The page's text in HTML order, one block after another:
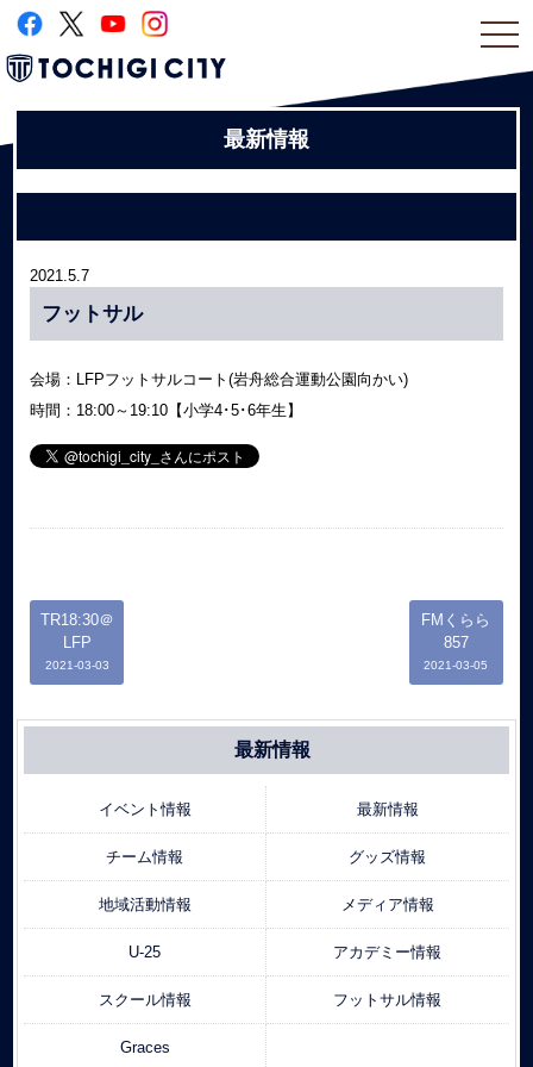
最新情報
2021.5.7
フットサル
会場：LFPフットサルコート(岩舟総合運動公園向かい)
時間：18:00～19:10【小学4･5･6年生】
TR18:30＠
LFP
2021-03-03
FMくらら
857
2021-03-05
最新情報
イベント情報 最新情報
チーム情報 グッズ情報
地域活動情報 メディア情報
U-25 アカデミー情報
スクール情報 フットサル情報
Graces